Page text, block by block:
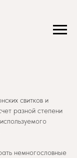
свитков и
разной степени
немногословные